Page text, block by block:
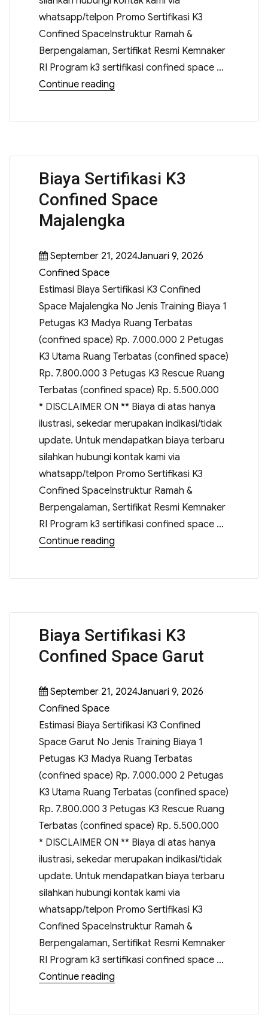
whatsapp/telpon Promo Sertifikasi K3
Confined SpaceInstruktur Ramah &
Berpengalaman, Sertifikat Resmi Kemnaker
RI Program k3 sertifikasi confined space …
Continue reading
Biaya Sertifikasi K3
Confined Space
Majalengka
September 21, 2024Januari 9, 2026
Confined Space
Estimasi Biaya Sertifikasi K3 Confined
Space Majalengka No Jenis Training Biaya 1
Petugas K3 Madya Ruang Terbatas
(confined space) Rp. 7.000.000 2 Petugas
K3 Utama Ruang Terbatas (confined space)
Rp. 7.800.000 3 Petugas K3 Rescue Ruang
Terbatas (confined space) Rp. 5.500.000
* DISCLAIMER ON ** Biaya di atas hanya
ilustrasi, sekedar merupakan indikasi/tidak
update. Untuk mendapatkan biaya terbaru
silahkan hubungi kontak kami via
whatsapp/telpon Promo Sertifikasi K3
Confined SpaceInstruktur Ramah &
Berpengalaman, Sertifikat Resmi Kemnaker
RI Program k3 sertifikasi confined space …
Continue reading
Biaya Sertifikasi K3
Confined Space Garut
September 21, 2024Januari 9, 2026
Confined Space
Estimasi Biaya Sertifikasi K3 Confined
Space Garut No Jenis Training Biaya 1
Petugas K3 Madya Ruang Terbatas
(confined space) Rp. 7.000.000 2 Petugas
K3 Utama Ruang Terbatas (confined space)
Rp. 7.800.000 3 Petugas K3 Rescue Ruang
Terbatas (confined space) Rp. 5.500.000
* DISCLAIMER ON ** Biaya di atas hanya
ilustrasi, sekedar merupakan indikasi/tidak
update. Untuk mendapatkan biaya terbaru
silahkan hubungi kontak kami via
whatsapp/telpon Promo Sertifikasi K3
Confined SpaceInstruktur Ramah &
Berpengalaman, Sertifikat Resmi Kemnaker
RI Program k3 sertifikasi confined space …
Continue reading